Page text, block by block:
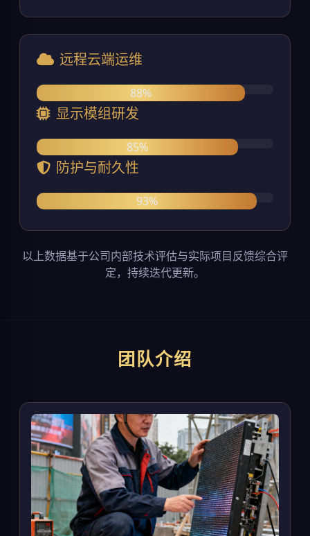
远程云端运维
88%
显示模组研发
85%
防护与耐久性
93%
以上数据基于公司内部技术评估与实际项目反馈综合评
定，持续迭代更新。
团队介绍